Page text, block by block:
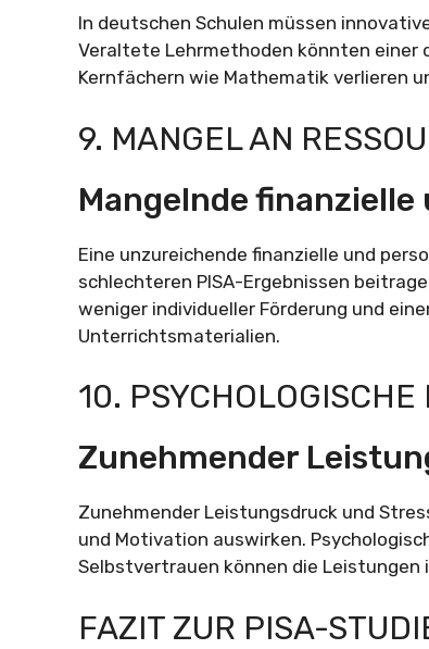
In deutschen Schulen müssen
Veraltete Lehrmethoden könnten einer
Kernfächern wie Mathematik verlieren
9. MANGEL AN
Mangelnde
Eine unzureichende finanzielle und
schlechteren PISA-Ergebnissen
weniger individueller Förderung und
Unterrichtsmaterialien.
10. PSYCHOLOGISCHE
Zunehmender
Zunehmender Leistungsdruck und
und Motivation auswirken.
Selbstvertrauen können die
FAZIT ZUR PISA-